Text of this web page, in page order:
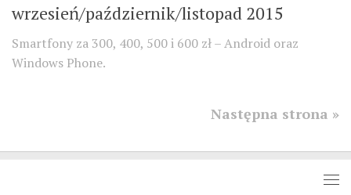
wrzesień/październik/listopad 2015
Smartfony za 300, 400, 500 i 600 zł – Android oraz
Windows Phone.
Następna strona »